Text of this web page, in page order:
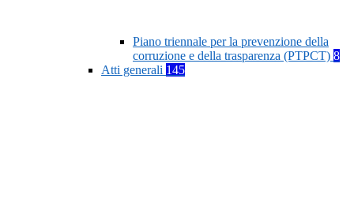
Piano triennale per la prevenzione della
corruzione e della trasparenza (PTPCT) 8
Atti generali 145